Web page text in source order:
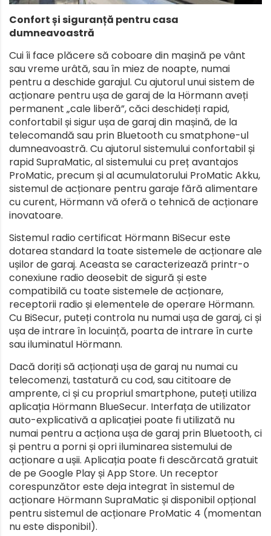
Confort și siguranță pentru casa
dumneavoastră
Cui îi face plăcere să coboare din mașină pe vânt
sau vreme urâtă, sau în miez de noapte, numai
pentru a deschide garajul. Cu ajutorul unui sistem de
acționare pentru ușa de garaj de la Hörmann aveți
permanent „cale liberă”, căci deschideți rapid,
confortabil și sigur ușa de garaj din mașină, de la
telecomandă sau prin Bluetooth cu smatphone-ul
dumneavoastră. Cu ajutorul sistemului confortabil și
rapid SupraMatic, al sistemului cu preț avantajos
ProMatic, precum și al acumulatorului ProMatic Akku,
sistemul de acționare pentru garaje fără alimentare
cu curent, Hörmann vă oferă o tehnică de acționare
inovatoare.
Sistemul radio certificat Hörmann BiSecur este
dotarea standard la toate sistemele de acționare ale
ușilor de garaj. Aceasta se caracterizează printr-o
conexiune radio deosebit de sigură și este
compatibilă cu toate sistemele de acționare,
receptorii radio și elementele de operare Hörmann.
Cu BiSecur, puteți controla nu numai ușa de garaj, ci și
ușa de intrare în locuință, poarta de intrare în curte
sau iluminatul Hörmann.
Dacă doriți să acționați ușa de garaj nu numai cu
telecomenzi, tastatură cu cod, sau cititoare de
amprente, ci și cu propriul smartphone, puteți utiliza
aplicația Hörmann BlueSecur. Interfața de utilizator
auto-explicativă a aplicației poate fi utilizată nu
numai pentru a acționa ușa de garaj prin Bluetooth, ci
și pentru a porni și opri iluminarea sistemului de
acționare a ușii. Aplicația poate fi descărcată gratuit
de pe Google Play și App Store. Un receptor
corespunzător este deja integrat în sistemul de
acționare Hörmann SupraMatic și disponibil opțional
pentru sistemul de acționare ProMatic 4 (momentan
nu este disponibil).